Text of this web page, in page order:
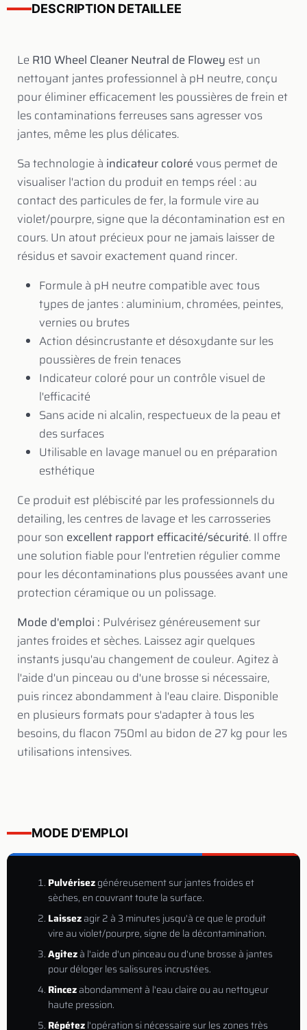
DESCRIPTION DETAILLEE
Le R10 Wheel Cleaner Neutral de Flowey est un
nettoyant jantes professionnel à pH neutre, conçu
pour éliminer efficacement les poussières de frein et
les contaminations ferreuses sans agresser vos
jantes, même les plus délicates.
Sa technologie à indicateur colorévous permet de
visualiser l'action du produit en temps réel : au
contact des particules de fer, la formule vire au
violet/pourpre, signe que la décontamination est en
cours. Un atout précieux pour ne jamais laisser de
résidus et savoir exactement quand rincer.
Formule à pH neutre compatible avec tous
types de jantes : aluminium, chromées, peintes,
vernies ou brutes
Action désincrustante et désoxydante sur les
poussières de frein tenaces
Indicateur coloré pour un contrôle visuel de
l'efficacité
Sans acide ni alcalin, respectueux de la peau et
des surfaces
Utilisable en lavage manuel ou en préparation
esthétique
Ce produit est plébiscité par les professionnels du
detailing, les centres de lavage et les carrosseries
pour son excellent rapport efficacité/sécurité. Il offre
une solution fiable pour l'entretien régulier comme
pour les décontaminations plus poussées avant une
protection céramique ou un polissage.
Mode d'emploi : Pulvérisez généreusement sur
jantes froides et sèches. Laissez agir quelques
instants jusqu'au changement de couleur. Agitez à
l'aide d'un pinceau ou d'une brosse si nécessaire,
puis rincez abondamment à l'eau claire. Disponible
en plusieurs formats pour s'adapter à tous les
besoins, du flacon 750ml au bidon de 27 kg pour les
utilisations intensives.
MODE D'EMPLOI
Pulvérisezgénéreusement sur jantes froides et
sèches, en couvrant toute la surface.
Laissezagir 2 à 3 minutes jusqu'à ce que le produit
vire au violet/pourpre, signe de la décontamination.
Agitezà l'aide d'un pinceau ou d'une brosse à jantes
pour déloger les salissures incrustées.
Rincezabondamment à l'eau claire ou au nettoyeur
haute pression.
Répétezl'opération si nécessaire sur les zones très